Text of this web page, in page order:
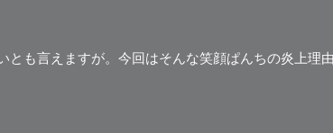
も言えますが。今回はそんな笑顔ぱんちの炎上理